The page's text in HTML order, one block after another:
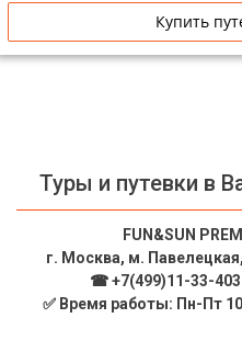
Купить
Туры и путевки в
FUN&SUN
г. Москва, м.
☎ +7(499)11-33-403
✅ Время работы: Пн-Пт